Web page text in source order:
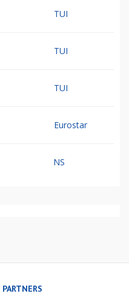
TUI
TUI
TUI
Eurostar
NS
PARTNERS